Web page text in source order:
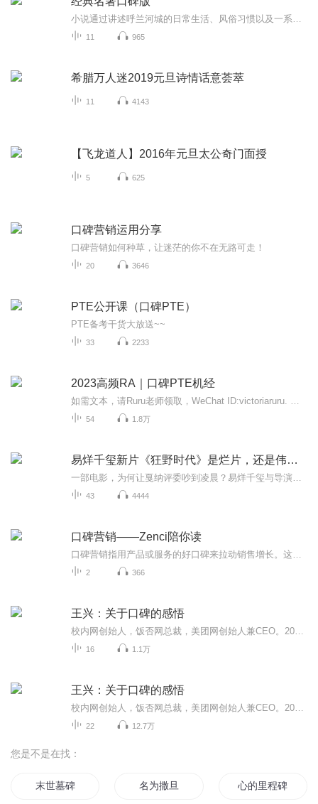
11 965
希腊万人迷2019元旦诗情话意荟萃
11 4143
【飞龙道人】2016年元旦太公奇门面授
5 625
口碑营销运用分享
口碑营销如何种草，让迷茫的你不在无路可走！
20 3646
PTE公开课（口碑PTE）
PTE备考干货大放送~~
33 2233
2023高频RA｜口碑PTE机经
54 1.8万
易烊千玺新片《狂野时代》是烂片，还是伟大的尝试？
43 4444
口碑营销——Zenci陪你读
2 366
王兴：关于口碑的感悟
16 1.1万
王兴：关于口碑的感悟
22 12.7万
您是不是在找：
末世墓碑 名为撒旦 心的里程碑